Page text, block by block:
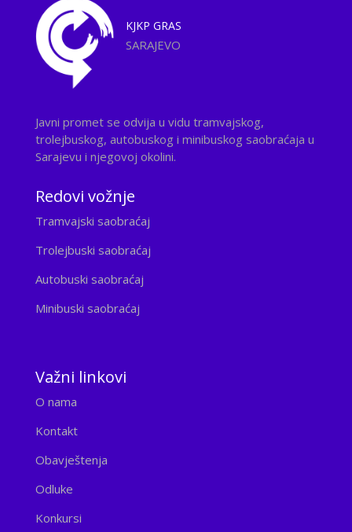
KJKP GRAS
SARAJEVO
Javni promet se odvija u vidu tramvajskog,
trolejbuskog, autobuskog i minibuskog saobraćaja u
Sarajevu i njegovoj okolini.
Redovi vožnje
Tramvajski saobraćaj
Trolejbuski saobraćaj
Autobuski saobraćaj
Minibuski saobraćaj
Važni linkovi
O nama
Kontakt
Obavještenja
Odluke
Konkursi